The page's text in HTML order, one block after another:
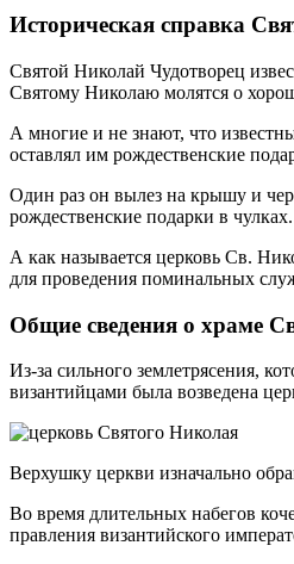
Историческая справка
Святой Николай Чудотворец
Святому Николаю молятся о
А многие и не знают, что
оставлял им рождественские
Один раз он вылез на крышу и
рождественские подарки в чулках.
А как называется церковь Св.
для проведения поминальных
Общие сведения о храме
Из-за сильного землетрясения,
византийцами была возведена
Верхушку церкви изначально
Во время длительных набегов
правления византийского